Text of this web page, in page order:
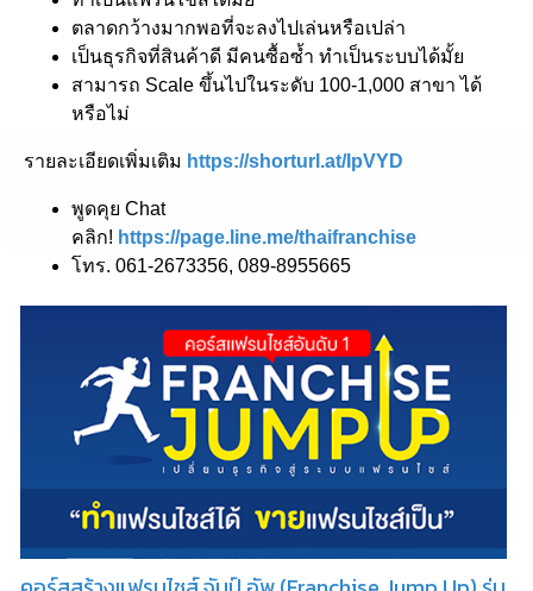
ตลาดกว้างมากพอที่จะลงไปเล่นหรือเปล่า
เป็นธุรกิจที่สินค้าดี มีคนซื้อซ้ำ ทำเป็นระบบได้มั้ย
สามารถ Scale ขึ้นไปในระดับ 100-1,000 สาขา ได้
หรือไม่
รายละเอียดเพิ่มเติม https://shorturl.at/IpVYD
พูดคุย Chat
คลิก! https://page.line.me/thaifranchise
โทร. 061-2673356, 089-8955665